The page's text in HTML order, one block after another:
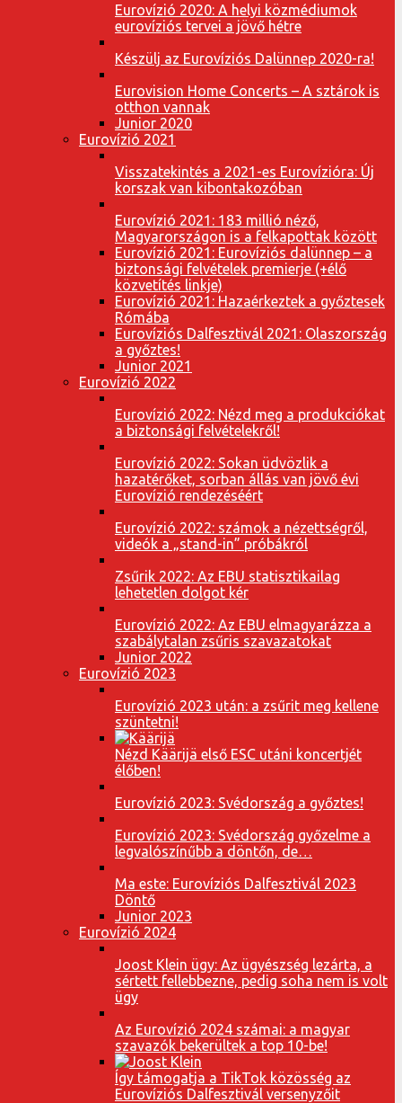
Eurovízió 2020: A helyi közmédiumok
eurovíziós tervei a jövő hétre
Készülj az Eurovíziós Dalünnep 2020-ra!
Eurovision Home Concerts – A sztárok is
otthon vannak
Junior 2020
Eurovízió 2021
Visszatekintés a 2021-es Eurovízióra: Új
korszak van kibontakozóban
Eurovízió 2021: 183 millió néző,
Magyarországon is a felkapottak között
Eurovízió 2021: Eurovíziós dalünnep – a
biztonsági felvételek premierje (+élő
közvetítés linkje)
Eurovízió 2021: Hazaérkeztek a győztesek
Rómába
Eurovíziós Dalfesztivál 2021: Olaszország
a győztes!
Junior 2021
Eurovízió 2022
Eurovízió 2022: Nézd meg a produkciókat
a biztonsági felvételekről!
Eurovízió 2022: Sokan üdvözlik a
hazatérőket, sorban állás van jövő évi
Eurovízió rendezéséért
Eurovízió 2022: számok a nézettségről,
videók a „stand-in” próbákról
Zsűrik 2022: Az EBU statisztikailag
lehetetlen dolgot kér
Eurovízió 2022: Az EBU elmagyarázza a
szabálytalan zsűris szavazatokat
Junior 2022
Eurovízió 2023
Eurovízió 2023 után: a zsűrit meg kellene
szüntetni!
Nézd Käärijä első ESC utáni koncertjét
élőben!
Eurovízió 2023: Svédország a győztes!
Eurovízió 2023: Svédország győzelme a
legvalószínűbb a döntőn, de…
Ma este: Eurovíziós Dalfesztivál 2023
Döntő
Junior 2023
Eurovízió 2024
Joost Klein ügy: Az ügyészség lezárta, a
sértett fellebbezne, pedig soha nem is volt
ügy
Az Eurovízió 2024 számai: a magyar
szavazók bekerültek a top 10-be!
Így támogatja a TikTok közösség az
Eurovíziós Dalfesztivál versenyzőit